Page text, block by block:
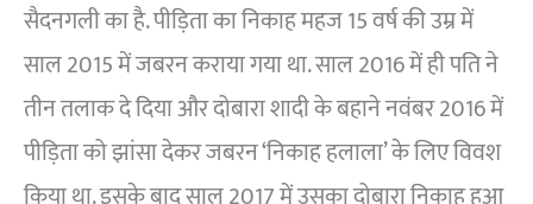
सैदनगली का है. पीड़िता का निकाह महज 15 वर्ष की उम्र में
साल 2015 में जबरन कराया गया था. साल 2016 में ही पति ने
तीन तलाक दे दिया और दोबारा शादी के बहाने नवंबर 2016 में
पीड़िता को झांसा देकर जबरन ‘निकाह हलाला’ के लिए विवश